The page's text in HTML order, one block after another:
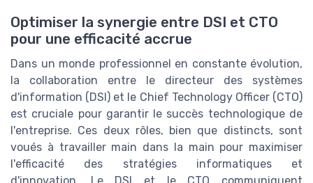
Optimiser la synergie entre DSI et CTO
pour une efficacité accrue
Dans un monde professionnel en constante évolution,
la collaboration entre le directeur des systèmes
d'information (DSI) et le Chief Technology Officer (CTO)
est cruciale pour garantir le succès technologique de
l'entreprise. Ces deux rôles, bien que distincts, sont
voués à travailler main dans la main pour maximiser
l'efficacité des stratégies informatiques et